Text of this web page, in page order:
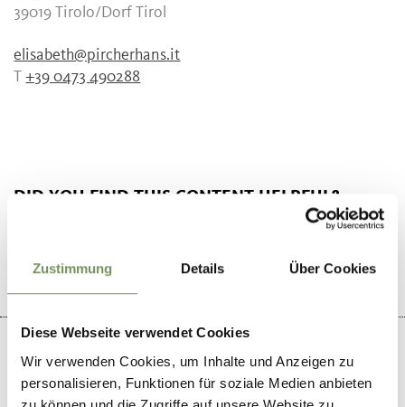
Zustimmung Details Über Cookies
Diese Webseite verwendet Cookies
Wir verwenden Cookies, um Inhalte und Anzeigen zu
personalisieren, Funktionen für soziale Medien anbieten
39019 Tirolo/Dorf Tirol
elisabeth@pircherhans.it
T+39 0473 490288
DID YOU FIND THIS CONTENT HELPFUL?